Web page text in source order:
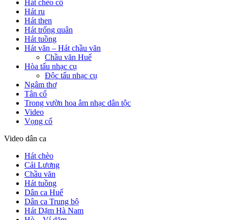
Hát chèo cổ
Hát ru
Hát then
Hát trống quân
Hát tuồng
Hát văn – Hát chầu văn
Chầu văn Huế
Hòa tấu nhạc cụ
Độc tấu nhạc cụ
Ngâm thơ
Tân cổ
Trong vườn hoa âm nhạc dân tộc
Video
Vọng cổ
Video dân ca
Hát chèo
Cải Lương
Chầu văn
Hát tuồng
Dân ca Huế
Dân ca Trung bộ
Hát Dặm Hà Nam